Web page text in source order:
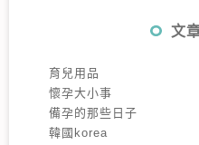
文
育兒用品
懷孕大小事
備孕的那些日子
韓國korea